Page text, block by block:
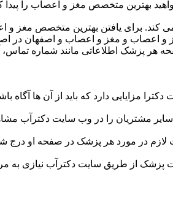
کند. برای یافتن بهترین متخصص مغز
اعصاب و مغز و اعصاب و اصفهان در